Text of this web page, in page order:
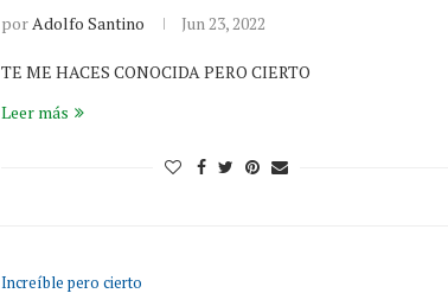
porAdolfo Santino Jun 23, 2022
TE ME HACES CONOCIDA PERO CIERTO
Leer más
Increíble pero cierto